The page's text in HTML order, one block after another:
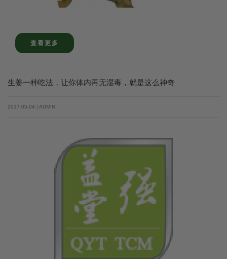
查看更多
生姜一种吃法，让你体内再无湿毒，就是这么神奇
2017-05-04 | ADMIN